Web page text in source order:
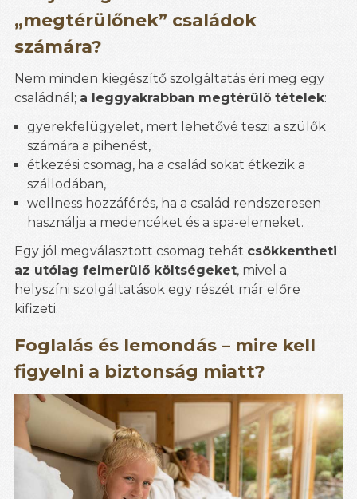
„megtérülőnek” családok
számára?
Nem minden kiegészítő szolgáltatás éri meg egy
családnál; a leggyakrabban megtérülő tételek:
gyerekfelügyelet, mert lehetővé teszi a szülők
számára a pihenést,
étkezési csomag, ha a család sokat étkezik a
szállodában,
wellness hozzáférés, ha a család rendszeresen
használja a medencéket és a spa-elemeket.
Egy jól megválasztott csomag tehát csökkentheti
az utólag felmerülő költségeket, mivel a
helyszíni szolgáltatások egy részét már előre
kifizeti.
Foglalás és lemondás – mire kell
figyelni a biztonság miatt?